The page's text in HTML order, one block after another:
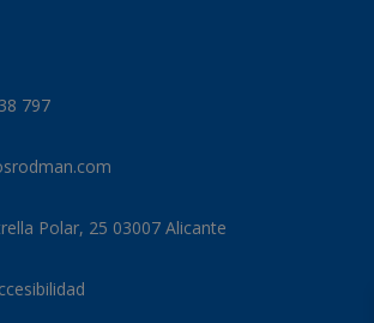
797
Polar, 25 03007 Alicante